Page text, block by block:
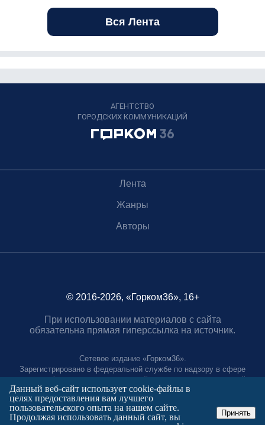
Вся Лента
АГЕНТСТВО
ГОРОДСКИХ КОММУНИКАЦИЙ
Лента
Жанры
Авторы
© 2016-2026, «Горком36», 16+
При использовании материалов с сайта
обязательна прямая гиперссылка на источник.
Сетевое издание «Горком36».
Зарегистрировано в федеральной службе по надзору в сфере
связи, информационных технологий и массовых коммуникаций.
Регистрационный номер ЭЛ № ФС77-88966 от 21 января 2025 г.
Учредитель: Муниципальное автономное учреждение "Агентство
городских коммуникаций"
Главный редактор:
Данный веб-сайт использует cookie-файлы в
целях предоставления вам лучшего
пользовательского опыта на нашем сайте.
Продолжая использовать данный сайт, вы
Принять